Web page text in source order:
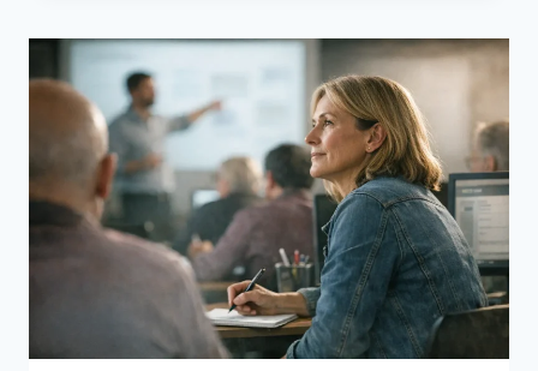
COME
CORSI,
CERTIFICAZIONI
DIGITALI
E
PERCORSI
BREVI
CHE
AUMENTANO
DAVVERO
L’OCCUPABILITÀ